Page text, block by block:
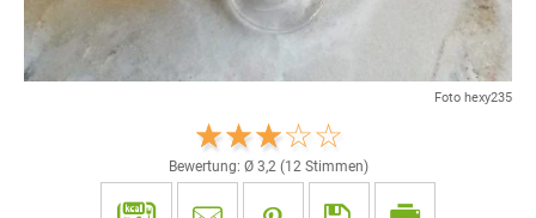
Foto hexy235
Bewertung: Ø 3,2(12Stimmen)